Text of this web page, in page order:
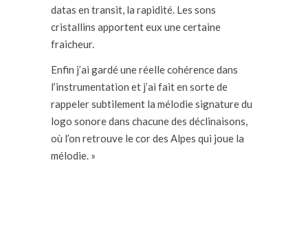
datas en transit, la rapidité. Les sons
cristallins apportent eux une certaine
fraicheur.
Enfin j’ai gardé une réelle cohérence dans
l’instrumentation et j’ai fait en sortede
rappeler subtilement la mélodie signature du
logo sonore dans chacune des déclinaisons,
où l’on retrouve le cor des Alpes qui joue la
mélodie. »